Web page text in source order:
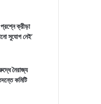
প্রশ্নে ক্রীড়া
সুযোগ নেই’
নৈরাজ্য
কমিটি